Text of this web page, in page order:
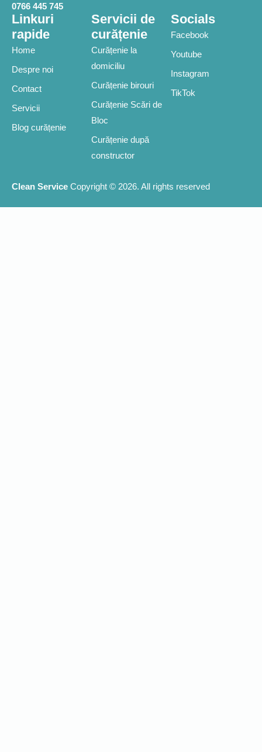
0766 445 745
Linkuri
rapide
Home
Despre noi
Contact
Servicii
Blog curățenie
Servicii de
curățenie
Curățenie la
domiciliu
Curățenie birouri
Curățenie Scări de
Bloc
Curățenie după
constructor
Socials
Facebook
Youtube
Instagram
TikTok
Clean Service Copyright © 2026. All rights reserved